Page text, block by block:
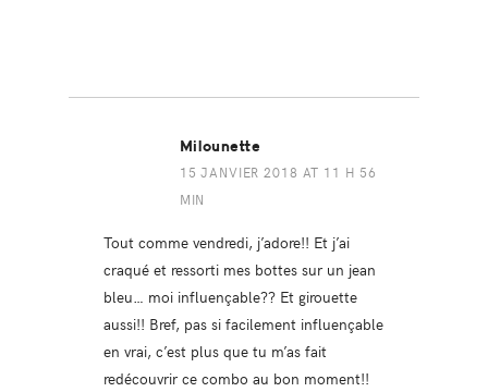
Milounette
15 JANVIER 2018 AT 11 H 56
MIN
Tout comme vendredi, j’adore!! Et j’ai
craqué et ressorti mes bottes sur un jean
bleu… moi influençable?? Et girouette
aussi!! Bref, pas si facilement influençable
en vrai, c’est plus que tu m’as fait
redécouvrir ce combo au bon moment!!